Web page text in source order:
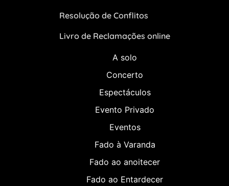
Resolução de Conflitos
Livro de Reclamações online
A solo
Concerto
Espectáculos
Evento Privado
Eventos
Fado à Varanda
Fado ao anoitecer
Fado ao Entardecer